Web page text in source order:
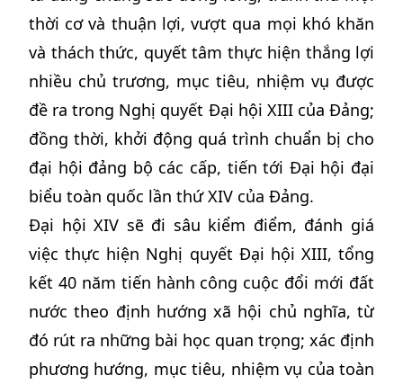
thời cơ và thuận lợi, vượt qua mọi khó khăn
và thách thức, quyết tâm thực hiện thắng lợi
nhiều chủ trương, mục tiêu, nhiệm vụ được
đề ra trong Nghị quyết Đại hội XIII của Đảng;
đồng thời, khởi động quá trình chuẩn bị cho
đại hội đảng bộ các cấp, tiến tới Đại hội đại
biểu toàn quốc lần thứ XIV của Đảng.
Đại hội XIV sẽ đi sâu kiểm điểm, đánh giá
việc thực hiện Nghị quyết Đại hội XIII, tổng
kết 40 năm tiến hành công cuộc đổi mới đất
nước theo định hướng xã hội chủ nghĩa, từ
đó rút ra những bài học quan trọng; xác định
phương hướng, mục tiêu, nhiệm vụ của toàn